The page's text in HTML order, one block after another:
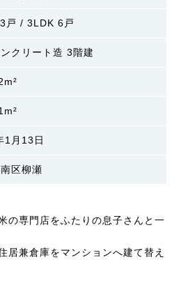
戸 / 3LDK 6戸
クリート造 3階建
1月13日
区柳瀬
の専門店をふたりの息子さんと一
居兼倉庫をマンションへ建て替え